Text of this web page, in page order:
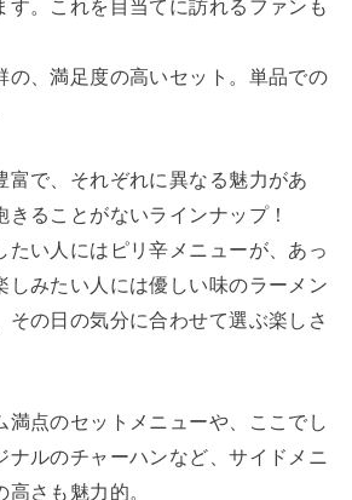
す。これを目当てに訪れるファンも
の、満足度の高いセット。単品での
富で、それぞれに異なる魅力があ
きることがないラインナップ！
たい人にはピリ辛メニューが、あっ
しみたい人には優しい味のラーメン
その日の気分に合わせて選ぶ楽しさ
満点のセットメニューや、ここでし
ナルのチャーハンなど、サイドメニ
高さも魅力的。